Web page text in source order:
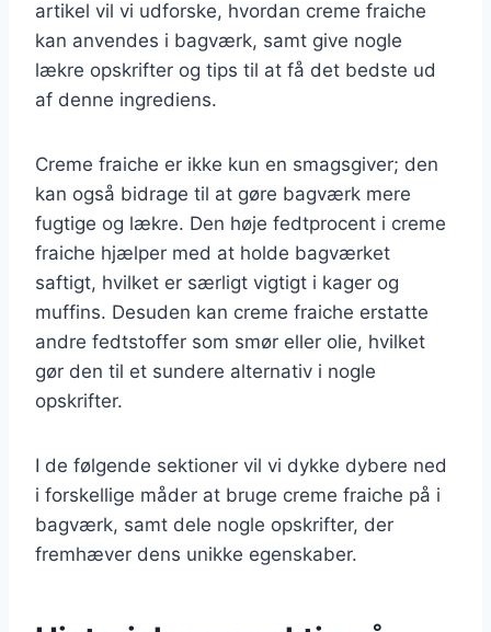
artikel vil vi udforske, hvordan creme fraiche
kan anvendes i bagværk, samt give nogle
lækre opskrifter og tips til at få det bedste ud
af denne ingrediens.
Creme fraiche er ikke kun en smagsgiver; den
kan også bidrage til at gøre bagværk mere
fugtige og lækre. Den høje fedtprocent i creme
fraiche hjælper med at holde bagværket
saftigt, hvilket er særligt vigtigt i kager og
muffins. Desuden kan creme fraiche erstatte
andre fedtstoffer som smør eller olie, hvilket
gør den til et sundere alternativ i nogle
opskrifter.
I de følgende sektioner vil vi dykke dybere ned
i forskellige måder at bruge creme fraiche på i
bagværk, samt dele nogle opskrifter, der
fremhæver dens unikke egenskaber.